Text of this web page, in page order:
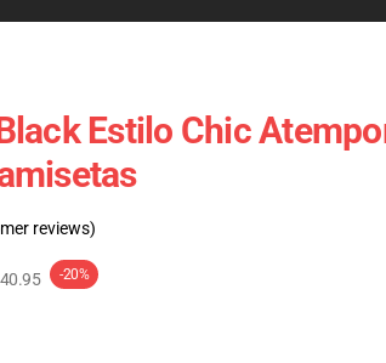
Estilo Chic
reviews)
-20%